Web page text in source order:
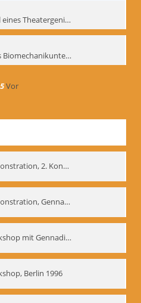
Meyerhold – Profil eines Theatergenies. Vortrag. Arbeitsdemonstration - interne Signatur: BM-prt-203
Die Geschichte des Biomechanikunterrichts im Theater der Satire - interne Signatur: BM-prt-204
Vor
Biomechanik-Demonstration, 2. Kongress der EMF, Mai 1995
Biomechanik-Demonstration, Gennadij Bogdanow im Berliner Ensemble, 04.10.1991
Biomechanik-Workshop mit Gennadij Nikolajewitsch Bogdanow im Mime Centrum Berlin, 1991
Berlin 1996